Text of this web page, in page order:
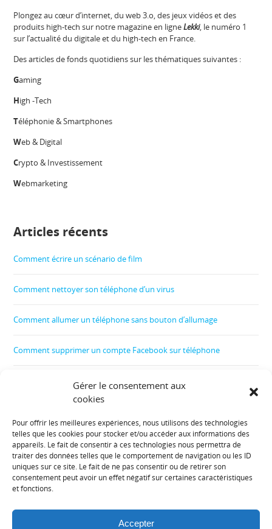
Gérer le consentement aux
cookies
Pour offrir les meilleures expériences, nous utilisons des technologies
telles que les cookies pour stocker et/ou accéder aux informations des
appareils. Le fait de consentir à ces technologies nous permettra de
traiter des données telles que le comportement de navigation ou les ID
uniques sur ce site. Le fait de ne pas consentir ou de retirer son
consentement peut avoir un effet négatif sur certaines caractéristiques
et fonctions.
Accepter
Plongez au cœur d’internet, du web 3.o, des jeux vidéos et des
produits high-tech sur notre magazine en ligneLekki, le numéro 1
sur l’actualité du digitale et du high-tech en France.
Des articles de fonds quotidiens sur les thématiques suivantes :
Gaming
High -Tech
Téléphonie & Smartphones
Web & Digital
Crypto & Investissement
Webmarketing
Articles récents
Comment écrire un scénario de film
Comment nettoyer son téléphone d’un virus
Comment allumer un téléphone sans bouton d’allumage
Comment supprimer un compte Facebook sur téléphone
Comment créer un film
Informations diverses :
Plan de site